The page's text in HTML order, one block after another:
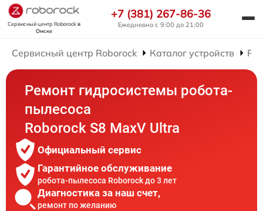
Сервисный центр Roborockв
Омске
+7 (381) 267-86-36
Ежедневно с 9:00 до 21:00
Сервисный центр Roborock Каталог устройств
Ремонт гидросистемы робота-
пылесоса
Roborock S8 MaxV Ultra
Официальный сервис
Гарантийное обслуживание
робота-пылесоса Roborock до 3 лет
Диагностика за наш счет,
ремонт по желанию